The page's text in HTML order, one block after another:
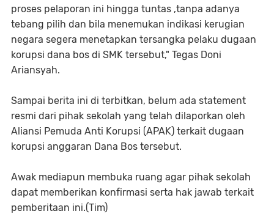
proses pelaporan ini hingga tuntas ,tanpa adanya
tebang pilih dan bila menemukan indikasi kerugian
negara segera menetapkan tersangka pelaku dugaan
korupsi dana bos di SMK tersebut," Tegas Doni
Ariansyah.
Sampai berita ini di terbitkan, belum ada statement
resmi dari pihak sekolah yang telah dilaporkan oleh
Aliansi Pemuda Anti Korupsi (APAK) terkait dugaan
korupsi anggaran Dana Bos tersebut.
Awak mediapun membuka ruang agar pihak sekolah
dapat memberikan konfirmasi serta hak jawab terkait
pemberitaan ini.(Tim)